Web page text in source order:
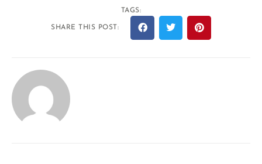
TAGS:
SHARE THIS POST: